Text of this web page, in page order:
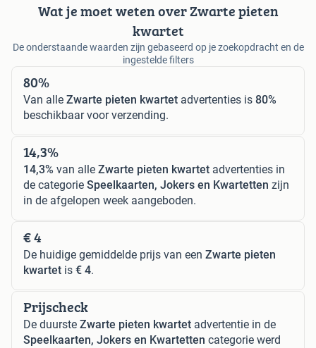
Wat je moet weten over Zwarte pieten
kwartet
De onderstaande waarden zijn gebaseerd op je zoekopdracht en de
ingestelde filters
80%
Van alle Zwarte pieten kwartet advertenties is 80%
beschikbaar voor verzending.
14,3%
14,3% van alle Zwarte pieten kwartet advertenties in
de categorie Speelkaarten, Jokers en Kwartetten zijn
in de afgelopen week aangeboden.
€ 4
De huidige gemiddelde prijs van een Zwarte pieten
kwartet is € 4.
Prijscheck
De duurste Zwarte pieten kwartet advertentie in de
Speelkaarten, Jokers en Kwartetten categorie werd